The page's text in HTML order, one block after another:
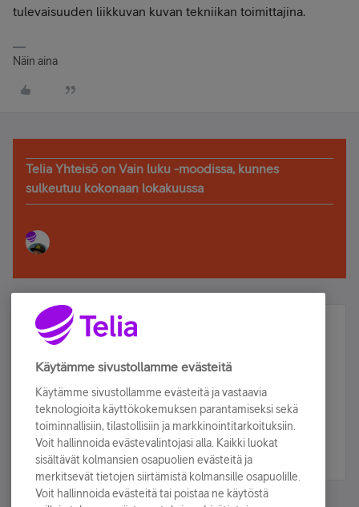
tulevaisuuden liikkuvan kuvan tekniikan toimittajina.
Näin aina
Telia Yhteisö on Vain luku -moodissa, kunnes
sulkeutuu kokonaan lokakuussa
Älä jää paitsi – osallistu ja voita!
Tilaa Telian uutiskirje ja olet mukana arvonnassa.
sähköpostiisi.
Tilaa nyt
Käytämme sivustollamme evästeitä
Käytämme sivustollamme evästeitä ja vastaavia
teknologioita käyttökokemuksen parantamiseksi sekä
toiminnallisiin, tilastollisiin ja markkinointitarkoituksiin.
Voit hallinnoida evästevalintojasi alla. Kaikki luokat
sisältävät kolmansien osapuolien evästeitä ja
merkitsevät tietojen siirtämistä kolmansille osapuolille.
Voit hallinnoida evästeitä tai poistaa ne käytöstä